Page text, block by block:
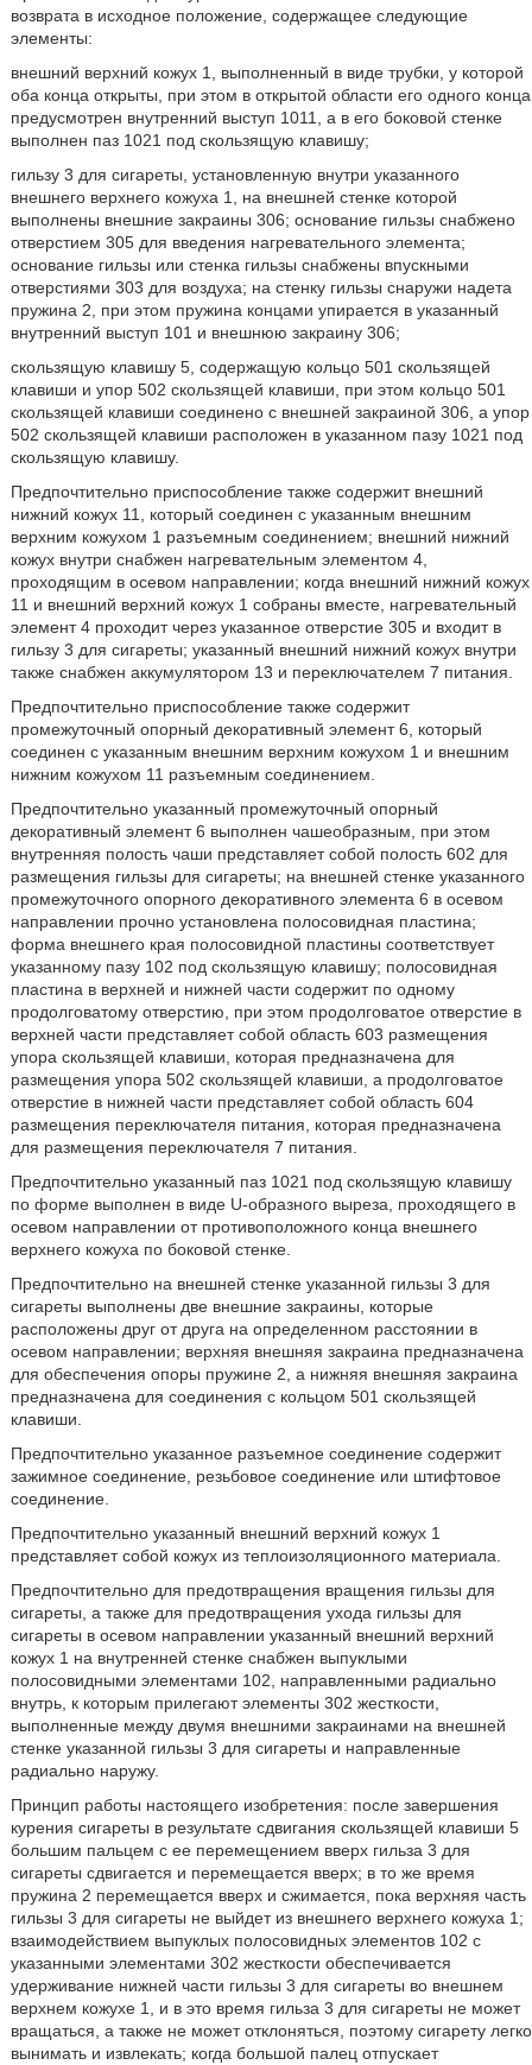
возврата в исходное положение, содержащее следующие
элементы:
внешний верхний кожух 1, выполненный в виде трубки, у которой
оба конца открыты, при этом в открытой области его одного конца
предусмотрен внутренний выступ 1011, а в его боковой стенке
выполнен паз 1021 под скользящую клавишу;
гильзу 3 для сигареты, установленную внутри указанного
внешнего верхнего кожуха 1, на внешней стенке которой
выполнены внешние закраины 306; основание гильзы снабжено
отверстием 305 для введения нагревательного элемента;
основание гильзы или стенка гильзы снабжены впускными
отверстиями 303 для воздуха; на стенку гильзы снаружи надета
пружина 2, при этом пружина концами упирается в указанный
внутренний выступ 101 и внешнюю закраину 306;
скользящую клавишу 5, содержащую кольцо 501 скользящей
клавиши и упор 502 скользящей клавиши, при этом кольцо 501
скользящей клавиши соединено с внешней закраиной 306, а упор
502 скользящей клавиши расположен в указанном пазу 1021 под
скользящую клавишу.
Предпочтительно приспособление также содержит внешний
нижний кожух 11, который соединен с указанным внешним
верхним кожухом 1 разъемным соединением; внешний нижний
кожух внутри снабжен нагревательным элементом 4,
проходящим в осевом направлении; когда внешний нижний кожух
11 и внешний верхний кожух 1 собраны вместе, нагревательный
элемент 4 проходит через указанное отверстие 305 и входит в
гильзу 3 для сигареты; указанный внешний нижний кожух внутри
также снабжен аккумулятором 13 и переключателем 7 питания.
Предпочтительно приспособление также содержит
промежуточный опорный декоративный элемент 6, который
соединен с указанным внешним верхним кожухом 1 и внешним
нижним кожухом 11 разъемным соединением.
Предпочтительно указанный промежуточный опорный
декоративный элемент 6 выполнен чашеобразным, при этом
внутренняя полость чаши представляет собой полость 602 для
размещения гильзы для сигареты; на внешней стенке указанного
промежуточного опорного декоративного элемента 6 в осевом
направлении прочно установлена полосовидная пластина;
форма внешнего края полосовидной пластины соответствует
указанному пазу 102 под скользящую клавишу; полосовидная
пластина в верхней и нижней части содержит по одному
продолговатому отверстию, при этом продолговатое отверстие в
верхней части представляет собой область 603 размещения
упора скользящей клавиши, которая предназначена для
размещения упора 502 скользящей клавиши, а продолговатое
отверстие в нижней части представляет собой область 604
размещения переключателя питания, которая предназначена
для размещения переключателя 7 питания.
Предпочтительно указанный паз 1021 под скользящую клавишу
по форме выполнен в виде U-образного выреза, проходящего в
осевом направлении от противоположного конца внешнего
верхнего кожуха по боковой стенке.
Предпочтительно на внешней стенке указанной гильзы 3 для
сигареты выполнены две внешние закраины, которые
расположены друг от друга на определенном расстоянии в
осевом направлении; верхняя внешняя закраина предназначена
для обеспечения опоры пружине 2, а нижняя внешняя закраина
предназначена для соединения с кольцом 501 скользящей
клавиши.
Предпочтительно указанное разъемное соединение содержит
зажимное соединение, резьбовое соединение или штифтовое
соединение.
Предпочтительно указанный внешний верхний кожух 1
представляет собой кожух из теплоизоляционного материала.
Предпочтительно для предотвращения вращения гильзы для
сигареты, а также для предотвращения ухода гильзы для
сигареты в осевом направлении указанный внешний верхний
кожух 1 на внутренней стенке снабжен выпуклыми
полосовидными элементами 102, направленными радиально
внутрь, к которым прилегают элементы 302 жесткости,
выполненные между двумя внешними закраинами на внешней
стенке указанной гильзы 3 для сигареты и направленные
радиально наружу.
Принцип работы настоящего изобретения: после завершения
курения сигареты в результате сдвигания скользящей клавиши 5
большим пальцем с ее перемещением вверх гильза 3 для
сигареты сдвигается и перемещается вверх; в то же время
пружина 2 перемещается вверх и сжимается, пока верхняя часть
гильзы 3 для сигареты не выйдет из внешнего верхнего кожуха 1;
взаимодействием выпуклых полосовидных элементов 102 с
указанными элементами 302 жесткости обеспечивается
удерживание нижней части гильзы 3 для сигареты во внешнем
верхнем кожухе 1, и в это время гильза 3 для сигареты не может
вращаться, а также не может отклоняться, поэтому сигарету легко
вынимать и извлекать; когда большой палец отпускает